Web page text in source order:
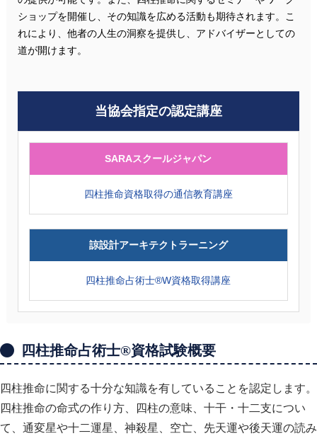
ショップを開催し、その知識を広める活動も期待されます。こ
れにより、他者の人生の洞察を提供し、アドバイザーとしての
道が開けます。
当協会指定の認定講座
SARAスクールジャパン
四柱推命資格取得の通信教育講座
諒設計アーキテクトラーニング
四柱推命占術士®W資格取得講座
四柱推命占術士®資格試験概要
四柱推命に関する十分な知識を有していることを認定します。
四柱推命の命式の作り方、四柱の意味、十干・十二支につい
て、通変星や十二運星、神殺星、空亡、先天運や後天運の読み